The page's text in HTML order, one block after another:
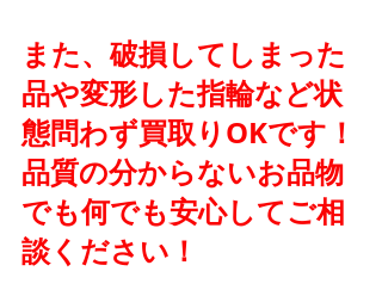
また、破損してしまった
品や変形した指輪など状
態問わず買取りOKです！
品質の分からないお品物
でも何でも安心してご相
談ください！